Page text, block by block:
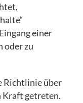
einer
oder zu
Richtlinie über
getreten.